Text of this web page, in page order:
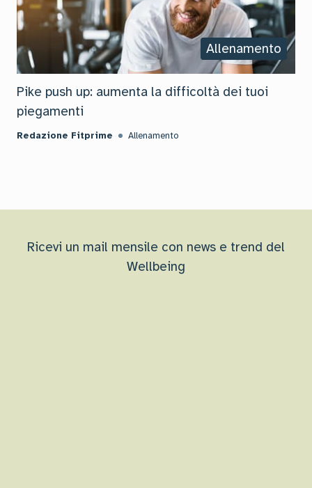
Allenamento
Pike push up: aumenta la difficoltà dei tuoi
piegamenti
Redazione Fitprime Allenamento
Ricevi un mail mensile con news e trend del
Wellbeing